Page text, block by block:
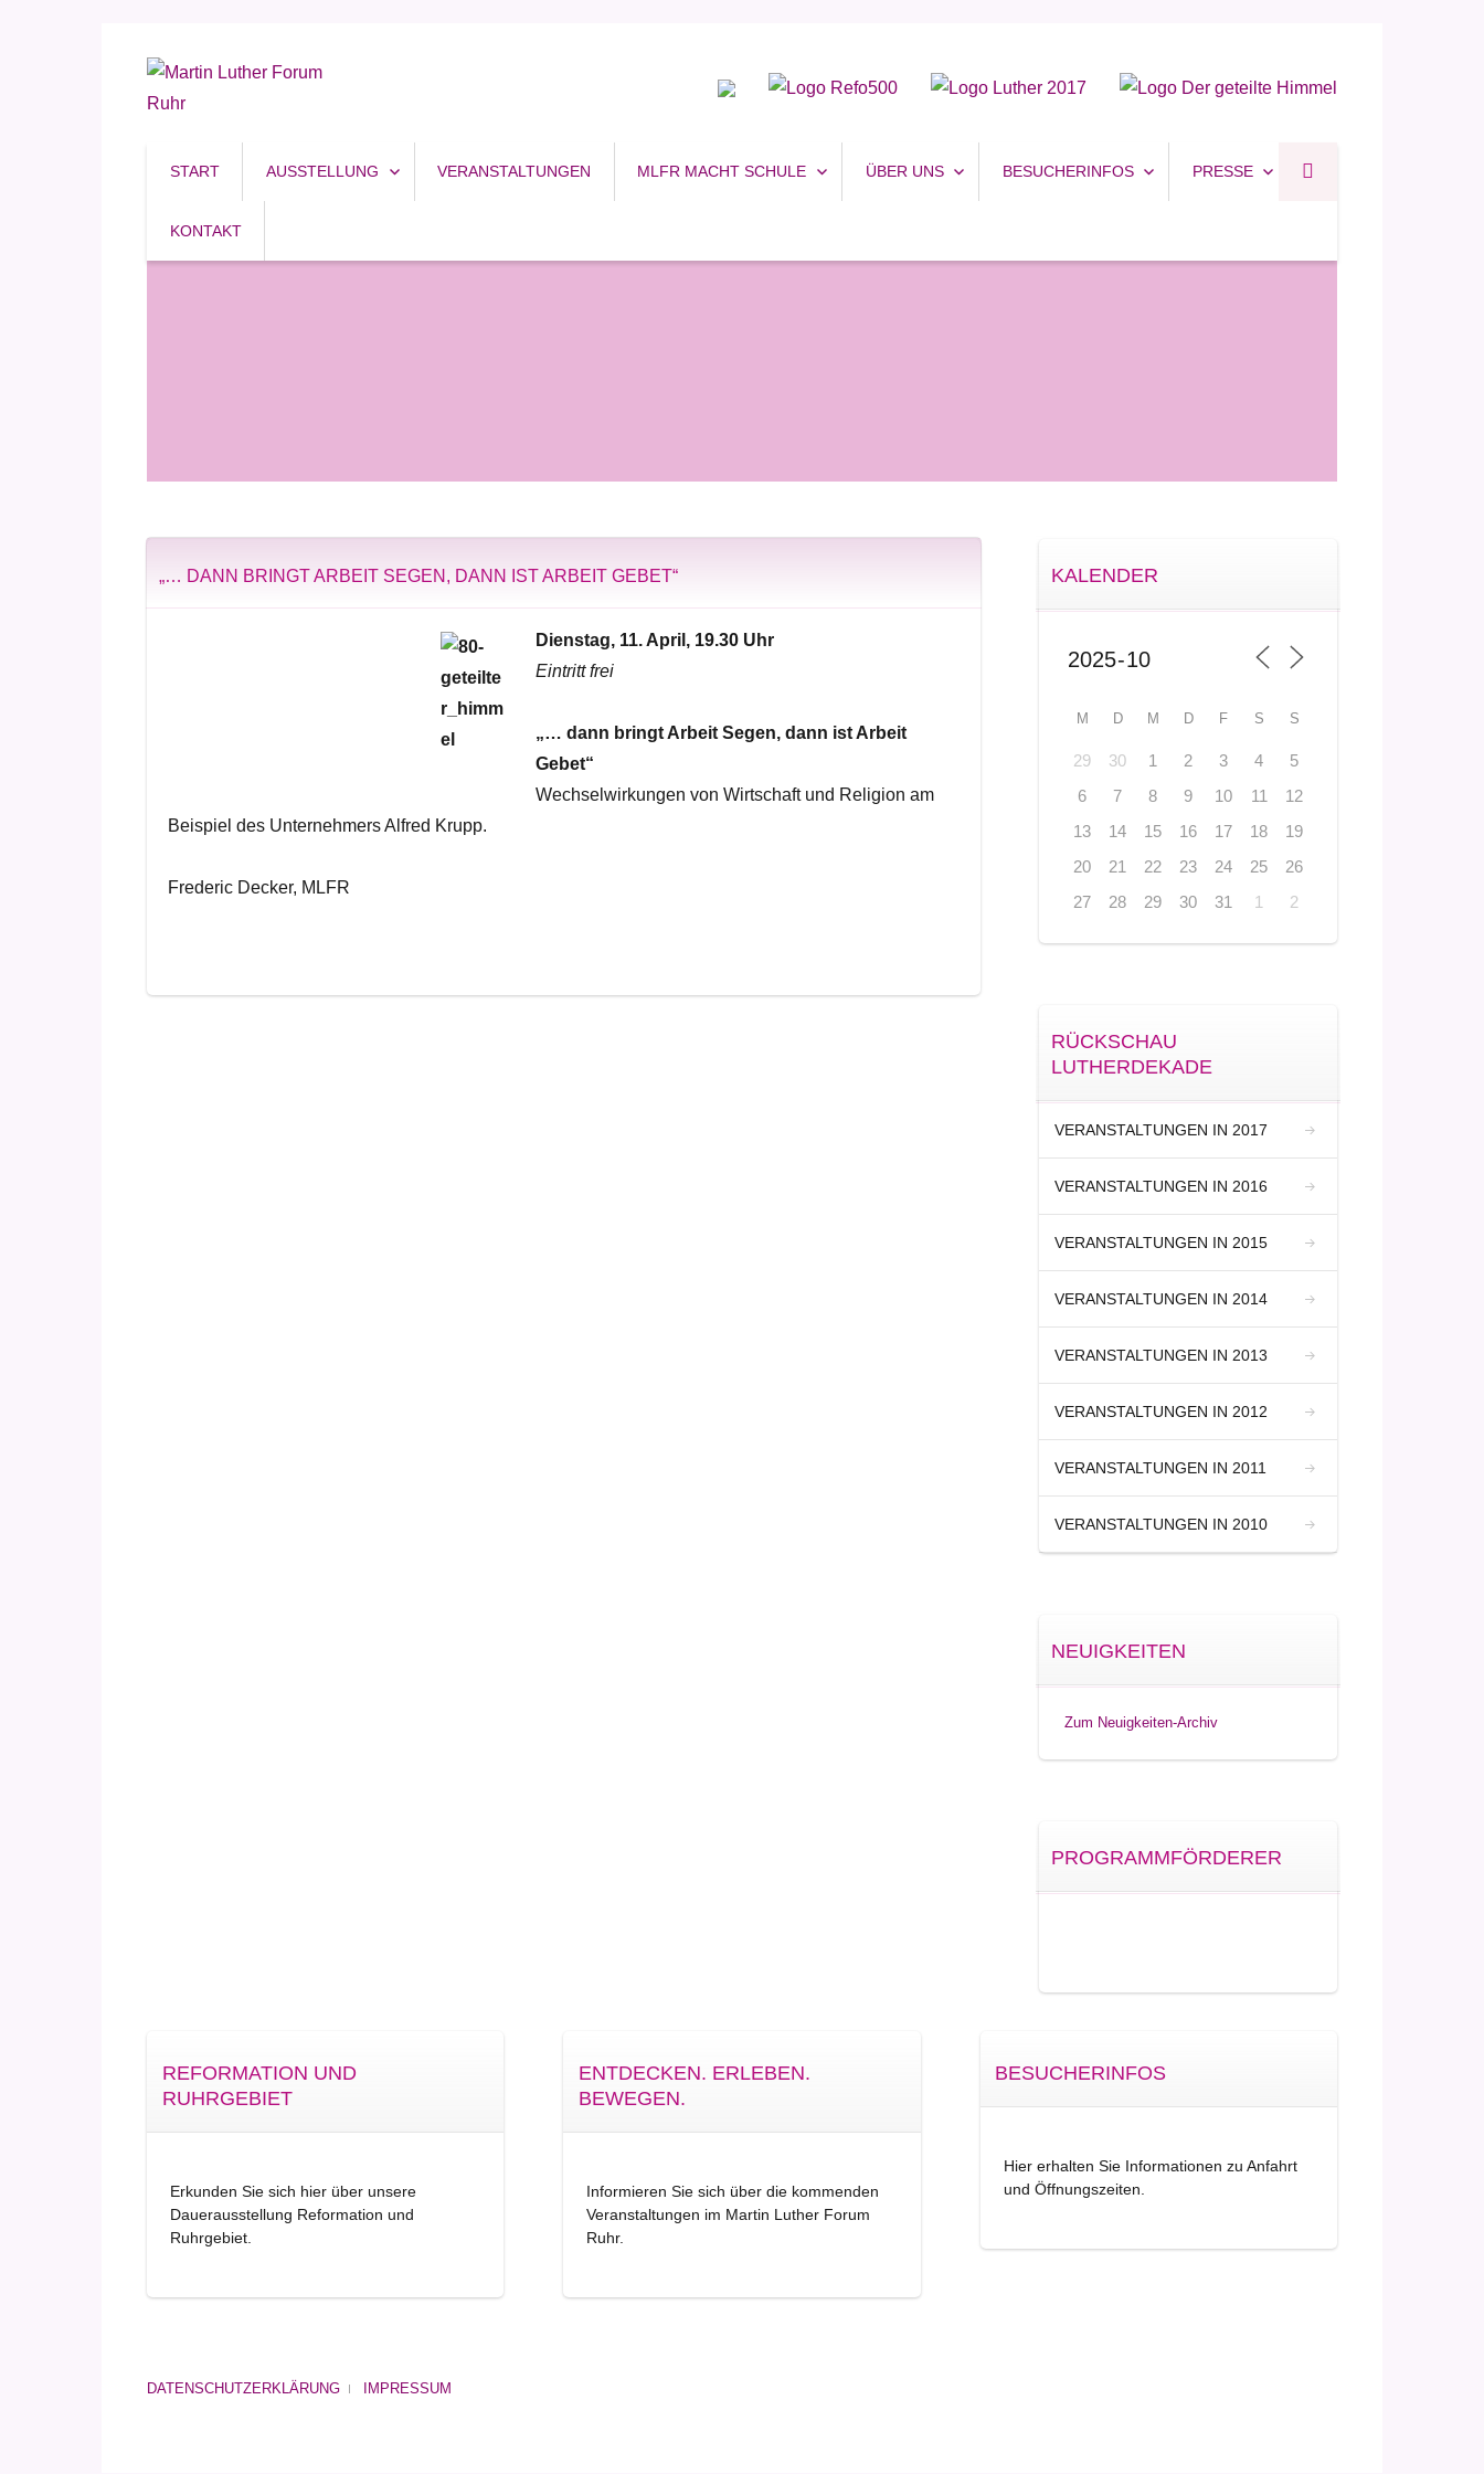
Martin Luther Forum Ruhr
START AUSSTELLUNG VERANSTALTUNGEN MLFR MACHT SCHULE ÜBER UNS BESUCHERINFOS PRESSE
KONTAKT
„… DANN BRINGT ARBEIT SEGEN, DANN IST ARBEIT GEBET“
Dienstag, 11. April, 19.30 Uhr
Eintritt frei
„… dann bringt Arbeit Segen, dann ist Arbeit
Gebet“
Wechselwirkungen von Wirtschaft und Religion am
Beispiel des Unternehmers Alfred Krupp.
Frederic Decker, MLFR
KALENDER
M D M D F S S
29 30 1 2 3 4
5
6
7 8 9 10 11
12
13
14 15 16 17 18
19
20
21 22 23 24 25
26
27
28 29 30 31 1 2
RÜCKSCHAU
LUTHERDEKADE
VERANSTALTUNGEN IN 2017
VERANSTALTUNGEN IN 2016
VERANSTALTUNGEN IN 2015
VERANSTALTUNGEN IN 2014
VERANSTALTUNGEN IN 2013
VERANSTALTUNGEN IN 2012
VERANSTALTUNGEN IN 2011
VERANSTALTUNGEN IN 2010
NEUIGKEITEN
Zum Neuigkeiten-Archiv
PROGRAMMFÖRDERER
REFORMATION UND
RUHRGEBIET
Erkunden Sie sich hier über unsere
Dauerausstellung Reformation und
Ruhrgebiet.
ENTDECKEN. ERLEBEN.
BEWEGEN.
Informieren Sie sich über die kommenden
Veranstaltungen im Martin Luther Forum
Ruhr.
BESUCHERINFOS
Hier erhalten Sie Informationen zu Anfahrt
und Öffnungszeiten.
DATENSCHUTZERKLÄRUNG IMPRESSUM